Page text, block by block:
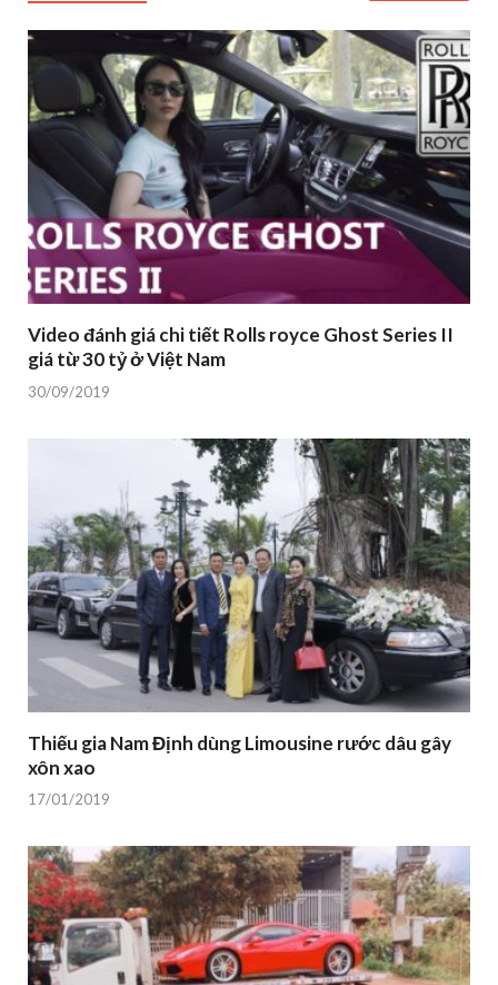
Video đánh giá chi tiết Rolls royce Ghost Series II
giá từ 30 tỷ ở Việt Nam
30/09/2019
Thiếu gia Nam Định dùng Limousine rước dâu gây
xôn xao
17/01/2019